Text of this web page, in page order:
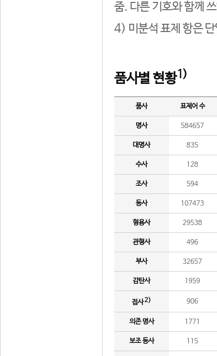
줌. 다른 기호와 함께
4) 미분석 표제 항은
품사별 현황1)
품사 표제어 수
명사 584657
대명사 835
수사 128
조사 594
동사 107473
형용사 29538
관형사 496
부사 32657
감탄사 1959
접사2) 906
의존 명사 1771
보조 동사 115